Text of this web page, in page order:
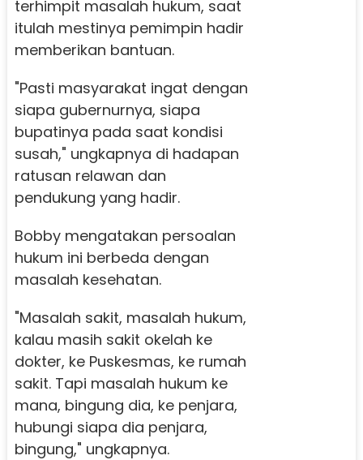
terhimpit masalah hukum, saat
itulah mestinya pemimpin hadir
memberikan bantuan.
"Pasti masyarakat ingat dengan
siapa gubernurnya, siapa
bupatinya pada saat kondisi
susah," ungkapnya di hadapan
ratusan relawan dan
pendukung yang hadir.
Bobby mengatakan persoalan
hukum ini berbeda dengan
masalah kesehatan.
"Masalah sakit, masalah hukum,
kalau masih sakit okelah ke
dokter, ke Puskesmas, ke rumah
sakit. Tapi masalah hukum ke
mana, bingung dia, ke penjara,
hubungi siapa dia penjara,
bingung," ungkapnya.